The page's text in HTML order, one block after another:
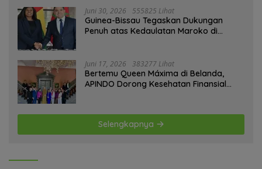
Juni 30, 2026 555825 Lihat
Guinea-Bissau Tegaskan Dukungan
Penuh atas Kedaulatan Maroko di
Juni 17, 2026 383277 Lihat
Bertemu Queen Máxima di Belanda,
APINDO Dorong Kesehatan Finansial
Selengkapnya